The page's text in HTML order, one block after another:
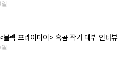
블랙 프라이데이> 흑곰 작가 데뷔 인터뷰
일